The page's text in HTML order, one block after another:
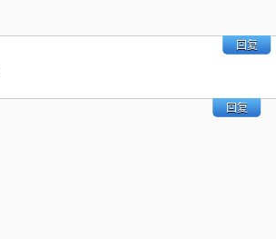
回复
回复